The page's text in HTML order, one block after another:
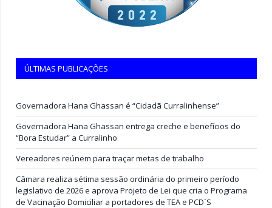
ÚLTIMAS PUBLICAÇÕES
Governadora Hana Ghassan é “Cidadã Curralinhense”
Governadora Hana Ghassan entrega creche e benefícios do
“Bora Estudar” a Curralinho
Vereadores reúnem para traçar metas de trabalho
Câmara realiza sétima sessão ordinária do primeiro período
legislativo de 2026 e aprova Projeto de Lei que cria o Programa
de Vacinação Domiciliar a portadores de TEA e PCD`S